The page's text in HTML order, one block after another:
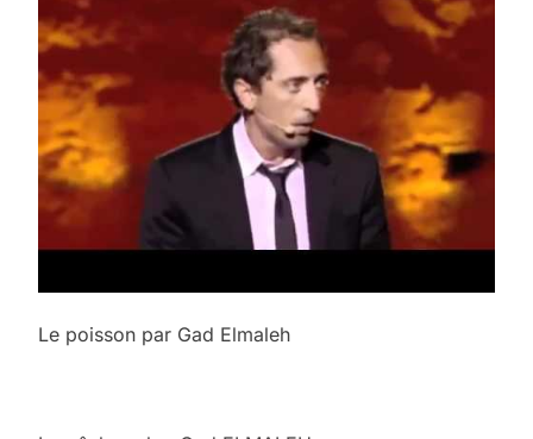
Le poisson par Gad Elmaleh